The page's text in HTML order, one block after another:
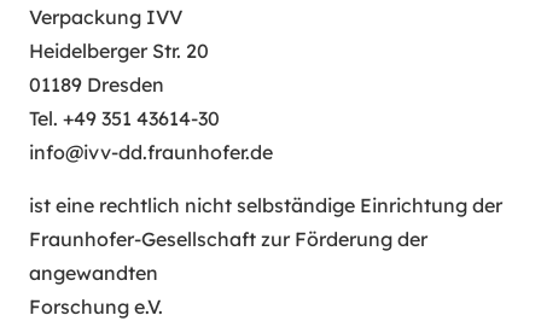
Verpackung IVV
Heidelberger Str. 20
01189 Dresden
Tel. +49 351 43614-30
info@ivv-dd.fraunhofer.de
ist eine rechtlich nicht selbständige Einrichtung der
Fraunhofer-Gesellschaft zur Förderung der
angewandten
Forschung e.V.